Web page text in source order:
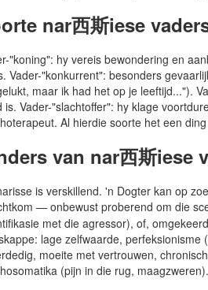
nar西斯iese
"koning": hy vereis bewondering en
Vader-"konkurrent": besonders
maar ik had het op je leeftijd...").
is. Vader-"slachtoffer": hy klage
Al hierdie soorte het een
van nar西斯iese
is verskillend. 'n Dogter kan op
— onbewust proberend om die
met die agressor), of,
lage zelfwaarde,
moeite met vertrouwen,
(pijn in die rug, maagzweren).